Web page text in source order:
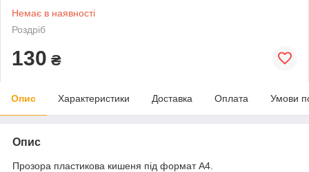
Немає в наявності
Роздріб
130 ₴
Опис Характеристики Доставка Оплата Умови
Опис
Прозора пластикова кишеня під формат А4.